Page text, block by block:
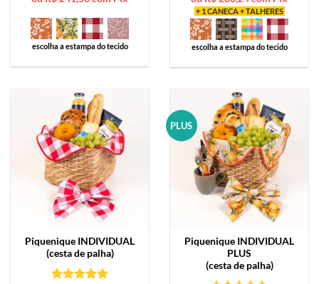
escolha a estampa do tecido
+ 1 CANECA + TALHERES
escolha a estampa do tecido
Piquenique INDIVIDUAL
(cesta de palha)
PLUS
Piquenique INDIVIDUAL
PLUS
(cesta de palha)